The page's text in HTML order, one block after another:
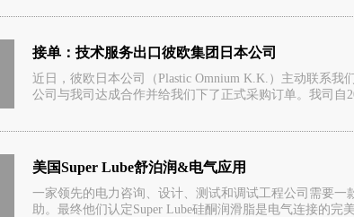
接单：技术服务出口彼欧集团日本公司
近日，彼欧日本公司（Plastic Omnium K.K.）主动联系
公司与我司达成合作并给我们下了正式采购订单。我司自
美国Super Lube舒泊润&电气应用
一家领先的电力咨询、设计、测试和调试工程公司需要一
助。最终他们认定Super Lube硅酮润滑脂是电气连接的完